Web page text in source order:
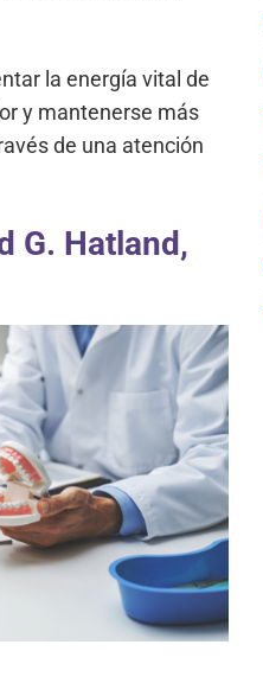
la energía vital de
y mantenerse más
de una atención
G. Hatland,